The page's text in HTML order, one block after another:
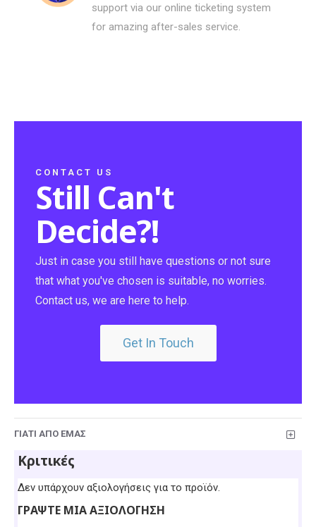
support via our online ticketing system
for amazing after-sales service.
CONTACT US
Still Can't
Decide?!
Just in case you still have questions or not sure
that what you've chosen is suitable, no worries.
Contact us, we are here to help.
Get In Touch
ΓΙΑΤΊ ΑΠΌ ΕΜΆΣ
Κριτικές
Δεν υπάρχουν αξιολογήσεις για το προϊόν.
ΓΡΆΨΤΕ ΜΙΑ ΑΞΙΟΛΌΓΗΣΗ